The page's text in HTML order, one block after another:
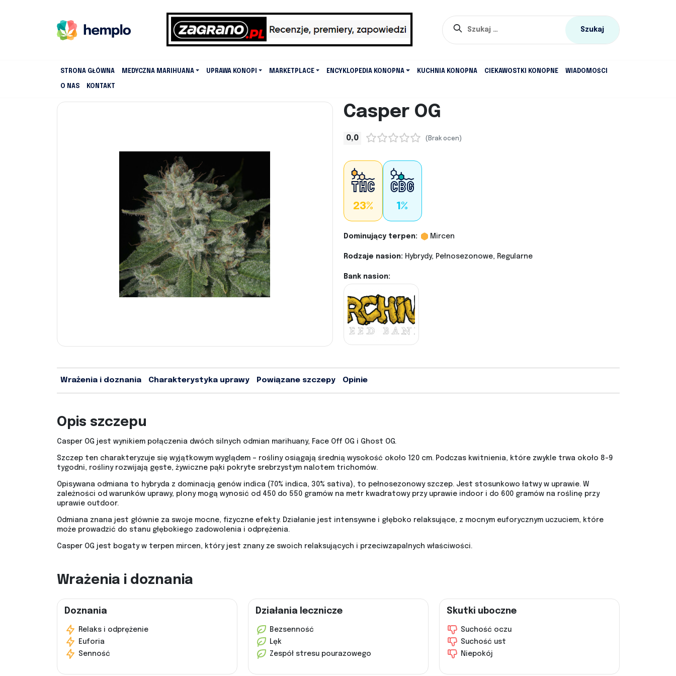
STRONA GŁÓWNA MEDYCZNA MARIHUANA UPRAWA KONOPI MARKETPLACE ENCYKLOPEDIA KONOPNA KUCHNIA KONOPNA CIEKAWOSTKI KONOPNE WIADOMOŚCI
O NAS KONTAKT
Casper OG
0,0 (Brak ocen)
23% 1%
Dominujący terpen: Mircen
Rodzaje nasion: Hybrydy, Pełnosezonowe, Regularne
Bank nasion:
Wrażenia i doznania Charakterystyka uprawy Powiązane szczepy Opinie
Opis szczepu
Casper OG jest wynikiem połączenia dwóch silnych odmian marihuany, Face Off OG i Ghost OG.
Szczep ten charakteryzuje się wyjątkowym wyglądem – rośliny osiągają średnią wysokość około 120 cm. Podczas kwitnienia, które zwykle trwa około 8-9
tygodni, rośliny rozwijają gęste, żywiczne pąki pokryte srebrzystym nalotem trichomów.
Opisywana odmiana to hybryda z dominacją genów indica (70% indica, 30% sativa), to pełnosezonowy szczep. Jest stosunkowo łatwy w uprawie. W
zależności od warunków uprawy, plony mogą wynosić od 450 do 550 gramów na metr kwadratowy przy uprawie indoor i do 600 gramów na roślinę przy
uprawie outdoor.
Odmiana znana jest głównie za swoje mocne, fizyczne efekty. Działanie jest intensywne i głęboko relaksujące, z mocnym euforycznym uczuciem, które
może prowadzić do stanu głębokiego zadowolenia i odprężenia.
Casper OG jest bogaty w terpen mircen, który jest znany ze swoich relaksujących i przeciwzapalnych właściwości.
Wrażenia i doznania
Doznania
Relaks i odprężenie
Euforia
Senność
Działania lecznicze
Bezsenność
Lęk
Zespół stresu pourazowego
Skutki uboczne
Suchość oczu
Suchość ust
Niepokój